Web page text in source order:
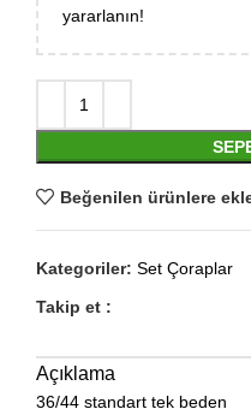
yararlanın!
Beğenilen ürünlere
Kategoriler: Set Çoraplar
Takip et :
Açıklama
36/44 standart tek beden